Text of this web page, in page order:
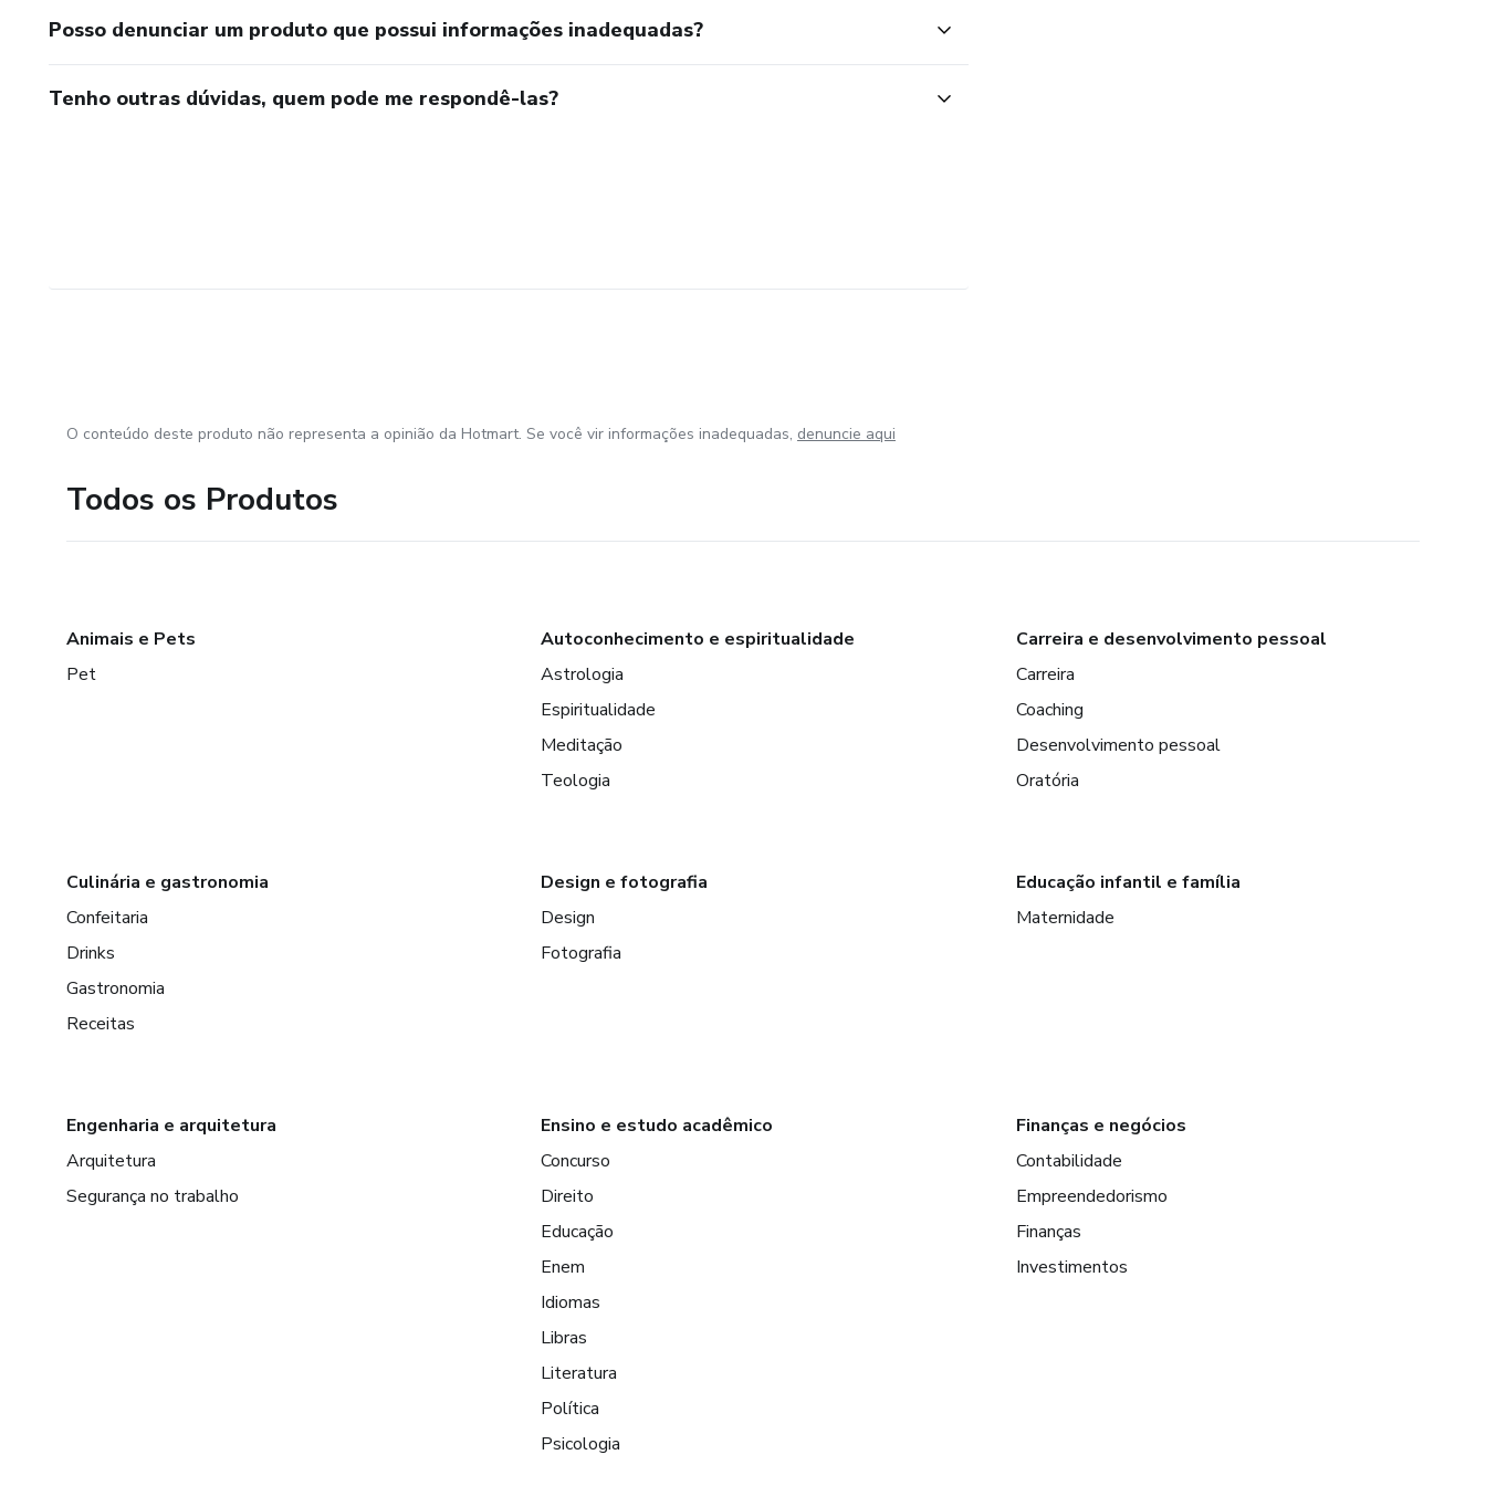
Posso denunciar um produto que possui informações inadequadas?
Tenho outras dúvidas, quem pode me respondê-las?
O conteúdo deste produto não representa a opinião da Hotmart. Se você vir informações inadequadas, denuncie aqui
Todos os Produtos
Animais e Pets
Pet
Autoconhecimento e espiritualidade
Astrologia
Espiritualidade
Meditação
Teologia
Carreira e desenvolvimento pessoal
Carreira
Coaching
Desenvolvimento pessoal
Oratória
Culinária e gastronomia
Confeitaria
Drinks
Gastronomia
Receitas
Design e fotografia
Design
Fotografia
Educação infantil e família
Maternidade
Engenharia e arquitetura
Arquitetura
Segurança no trabalho
Ensino e estudo acadêmico
Concurso
Direito
Educação
Enem
Idiomas
Libras
Literatura
Política
Psicologia
Finanças e negócios
Contabilidade
Empreendedorismo
Finanças
Investimentos